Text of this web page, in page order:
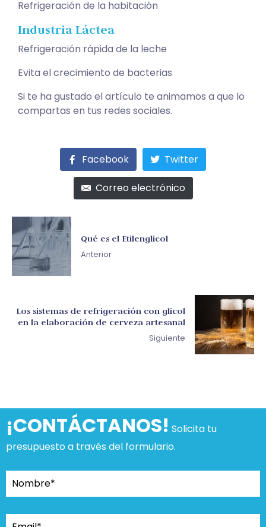
Refrigeración de la habitación
Industria Láctea
Refrigeración rápida de la leche
Evita el crecimiento de bacterias
Si te ha gustado el artículo te animamos a que lo
compartas en tus redes sociales.
Facebook Twitter
Correo electrónico
Qué es el Etilenglicol
Anterior
Los sistemas de refrigeración con glicol
en la elaboración de cerveza artesanal
Siguiente
¡CONTÁCTANOS! Solicita tu
presupuesto a través del formulario.